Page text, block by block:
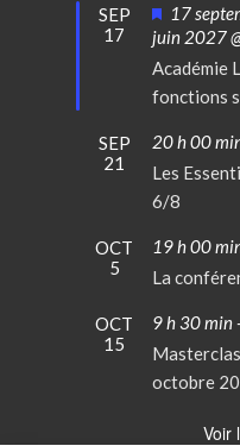
SEP
17
Mis
en
avant
17
juin 2027
Académie
fonctions
SEP
21
20 h 00
Les
6/8
OCT
5
19 h 00
La
OCT
15
9 h 30 min
octobre
Voir